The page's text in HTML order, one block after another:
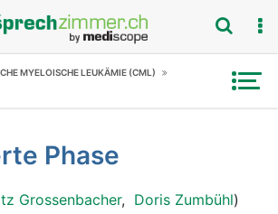
MYELOISCHE LEUKÄMIE (CML)
Phase
Grossenbacher, Doris Zumbühl)